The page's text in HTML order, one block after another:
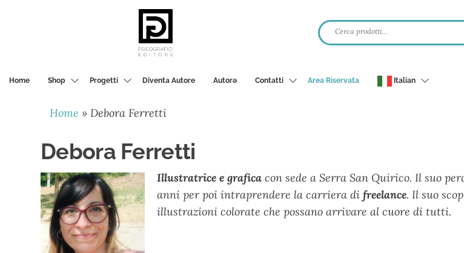
Home Shop Progetti Diventa Autore Autorә Contatti Area Riservata Italian
Home »Debora Ferretti
Debora Ferretti
Illustratrice e grafica con sede a Serra San Quirico. Il suo
anni per poi intraprendere la carriera difreelance. Il suo
illustrazioni colorate che possano arrivare al cuore di tutti.